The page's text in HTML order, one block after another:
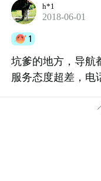
h*1
2018-06-01
1
坑爹的地方，导航
服务态度超差，电